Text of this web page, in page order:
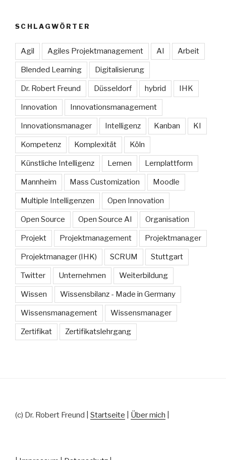
SCHLAGWÖRTER
Agil Agiles Projektmanagement AI Arbeit
Blended Learning Digitalisierung
Dr. Robert Freund Düsseldorf hybrid IHK
Innovation Innovationsmanagement
Innovationsmanager Intelligenz Kanban KI
Kompetenz Komplexität Köln
Künstliche Intelligenz Lernen Lernplattform
Mannheim Mass Customization Moodle
Multiple Intelligenzen Open Innovation
Open Source Open Source AI Organisation
Projekt Projektmanagement Projektmanager
Projektmanager (IHK) SCRUM Stuttgart
Twitter Unternehmen Weiterbildung
Wissen Wissensbilanz - Made in Germany
Wissensmanagement Wissensmanager
Zertifikat Zertifikatslehrgang
(c) Dr. Robert Freund | Startseite Über mich